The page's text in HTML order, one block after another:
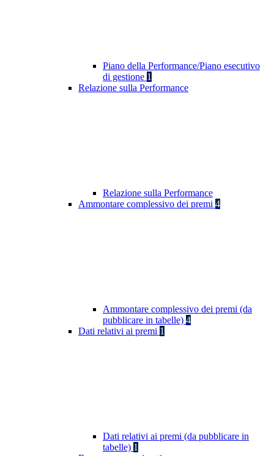
Piano della Performance/Piano esecutivo
di gestione 1
Relazione sulla Performance
Relazione sulla Performance
Ammontare complessivo dei premi 4
Ammontare complessivo dei premi (da
pubblicare in tabelle) 4
Dati relativi ai premi 1
Dati relativi ai premi (da pubblicare in
tabelle) 1